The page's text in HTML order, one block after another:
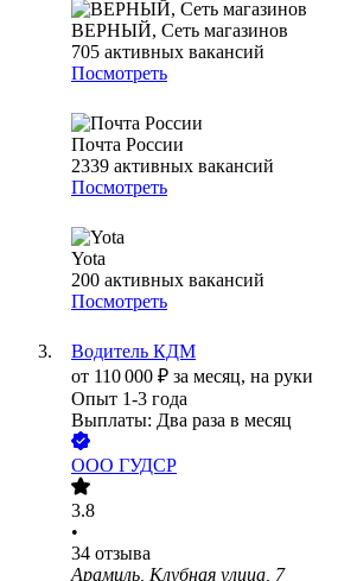
ВЕРНЫЙ, Сеть магазинов
705 активных вакансий
Посмотреть
Почта России
2339 активных вакансий
Посмотреть
Yota
200 активных вакансий
Посмотреть
Водитель КДМ
от 110 000 ₽ за месяц, на руки
Опыт 1-3 года
Выплаты: Два раза в месяц
ООО ГУДСР
3.8
•
34 отзыва
Арамиль, Клубная улица, 7